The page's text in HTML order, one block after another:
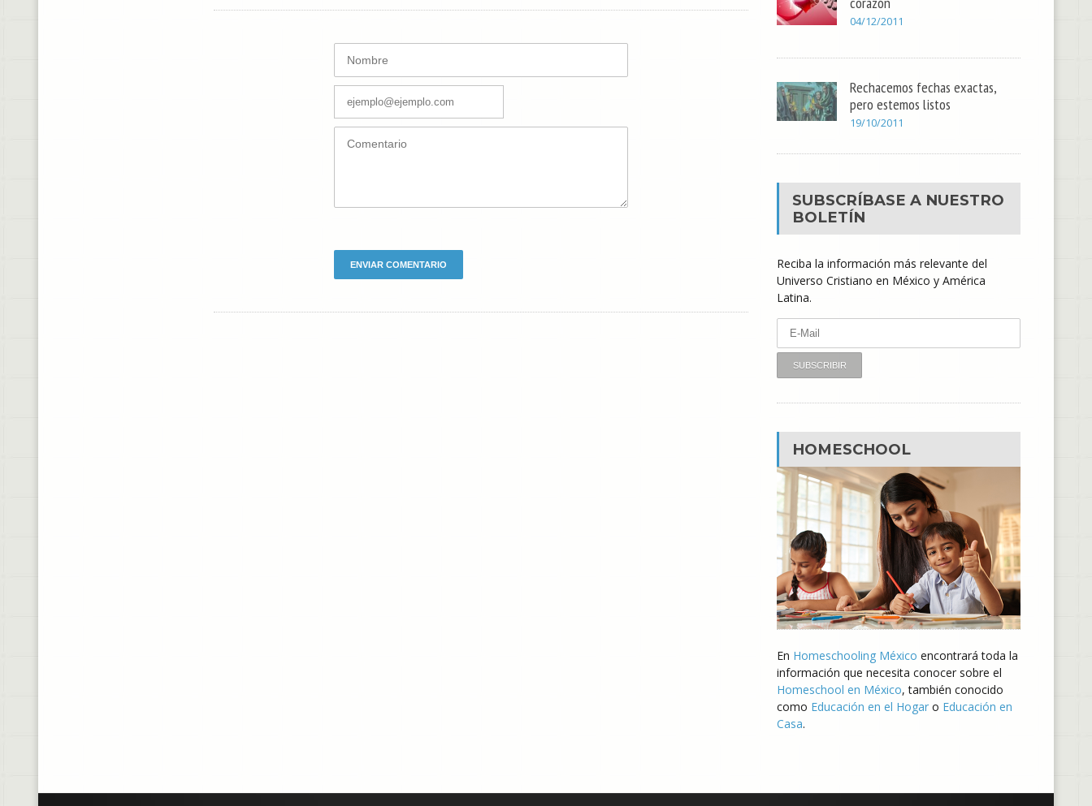
04/12/2011
Rechacemos fechas exactas,
pero estemos listos
19/10/2011
SUBSCRÍBASE A NUESTRO
BOLETÍN
Reciba la información más relevante del
Universo Cristiano en México y América
Latina.
HOMESCHOOL
En Homeschooling México encontrará toda la
información que necesita conocer sobre el
Homeschool en México, también conocido
como Educación en el Hogar o Educación en
Casa.